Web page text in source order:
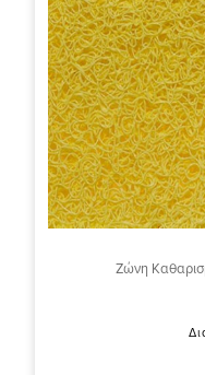
Ζώνη